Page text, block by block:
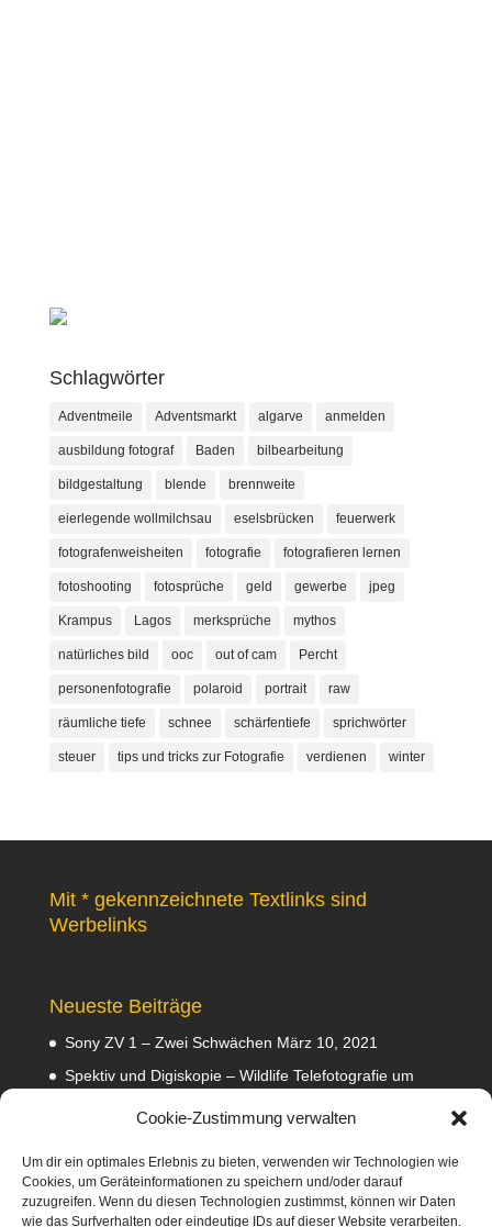
Cookie-Zustimmung verwalten
Um dir ein optimales Erlebnis zu bieten, verwenden wir Technologien wie
Cookies, um Geräteinformationen zu speichern und/oder darauf
zuzugreifen. Wenn du diesen Technologien zustimmst, können wir Daten
wie das Surfverhalten oder eindeutige IDs auf dieser Website verarbeiten.
Schlagwörter
Adventmeile Adventsmarkt algarve anmelden
ausbildung fotograf Baden bilbearbeitung
bildgestaltung blende brennweite
eierlegende wollmilchsau eselsbrücken feuerwerk
fotografenweisheiten fotografie fotografieren lernen
fotoshooting fotosprüche geld gewerbe jpeg
Krampus Lagos merksprüche mythos
natürliches bild ooc out of cam Percht
personenfotografie polaroid portrait raw
räumliche tiefe schnee schärfentiefe sprichwörter
steuer tips und tricks zur Fotografie verdienen winter
Mit * gekennzeichnete Textlinks sind
Werbelinks
Neueste Beiträge
Sony ZV 1 – Zwei Schwächen März 10, 2021
Spektiv und Digiskopie – Wildlife Telefotografie um
2020
Empfehlungen Februar 8, 2020